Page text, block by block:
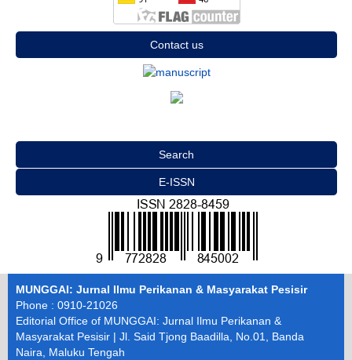
Contact us
Search
E-ISSN
MUNGGAI: Jurnal Ilmu Perikanan & Masyarakat Pesisir
Phone : 0910-21026
Editorial Office of MUNGGAI: Jurnal Ilmu Perikanan &
Masyarakat Pesisir | Jl. Said Tjong Baadilla, No.01, Banda
Naira, Maluku Tengah